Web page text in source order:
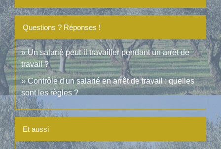
Questions ? Réponses !
Un salarié peut-il travailler pendant un arrêt de
travail ?
Contrôle d'un salarié en arrêt de travail : quelles
sont les règles ?
Et aussi